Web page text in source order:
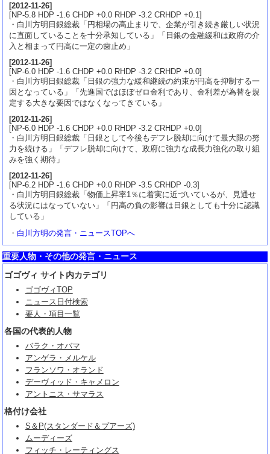
[2012-11-26]
[NP-5.8 HDP -1.6 CHDP +0.0 RHDP -3.2 CRHDP +0.1]
・白川方明日銀総裁「円相場の高止まりで、企業が引き続き厳しい状況
に直面していることを十分承知している」「日銀の金融緩和は政府の介
入と相まって円高に一定の歯止め」
[2012-11-26]
[NP-6.0 HDP -1.6 CHDP +0.0 RHDP -3.2 CRHDP +0.0]
・白川方明日銀総裁「日銀の強力な緩和継続の約束が円高を抑制する一
因となっている」「先進国ではほぼゼロ金利であり、金利差が為替を規
定する大きな要因ではなくなってきている」
[2012-11-26]
[NP-6.0 HDP -1.6 CHDP +0.0 RHDP -3.2 CRHDP +0.0]
・白川方明日銀総裁「日銀として今後もデフレ脱却に向けて最大限の努
力を続ける」「デフレ脱却に向けて、政府に強力な成長力強化の取り組
みを強く期待」
[2012-11-26]
[NP-6.2 HDP -1.6 CHDP +0.0 RHDP -3.5 CRHDP -0.3]
・白川方明日銀総裁「物価上昇率1％に着実に近づいているが、見通せ
る状況にはなっていない」「円高の負の影響は日銀としても十分に認識
している」
・ 白川方明の発言・ニュースTOPへ
重要人物・その他の発言・ニュース
ゴゴヴィ サイト内カテゴリ
ゴゴヴィTOP
ニュース日付検索
要人・項目一覧
各国の代表的人物
バラク・オバマ
アンゲラ・メルケル
フランソワ・オランド
デーヴィッド・キャメロン
アントニス・サマラス
格付け会社
S＆P(スタンダード＆プアーズ)
ムーディーズ
フィッチ・レーティングス